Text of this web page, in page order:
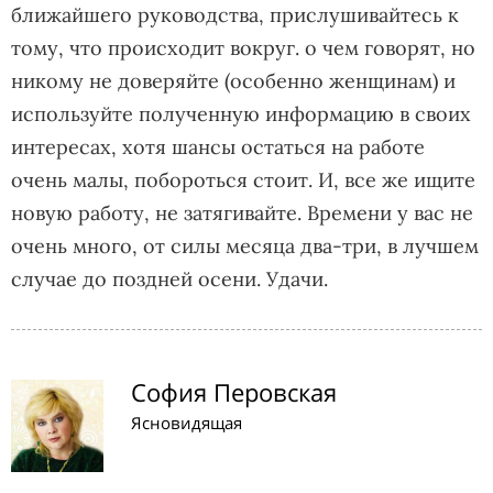
ближайшего руководства, прислушивайтесь к
тому, что происходит вокруг. о чем говорят, но
никому не доверяйте (особенно женщинам) и
используйте полученную информацию в своих
интересах, хотя шансы остаться на работе
очень малы, побороться стоит. И, все же ищите
новую работу, не затягивайте. Времени у вас не
очень много, от силы месяца два-три, в лучшем
случае до поздней осени. Удачи.
София Перовская
Ясновидящая